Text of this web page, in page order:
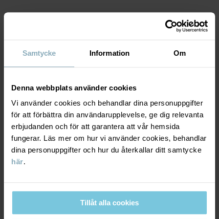
Samtycke Information Om
Denna webbplats använder cookies
Vi använder cookies och behandlar dina personuppgifter
för att förbättra din användarupplevelse, ge dig relevanta
erbjudanden och för att garantera att vår hemsida
fungerar. Läs mer om hur vi använder cookies, behandlar
dina personuppgifter och hur du återkallar ditt samtycke
här.
Tillåt alla cookies
Material
97% Cotton Organic
3% Elastane
Skötselråd
TVÄTT
Ej blekning
Tål ej strykning
HÅLLBARHET
LEVERANS & RETUR
Leverans & retur
Leverans
kassan visas de tillgängliga leveransalternativ baserat på vilket
postnummer som ordern ska levereras till.
DU KANSKE OCKSÅ GILLAR